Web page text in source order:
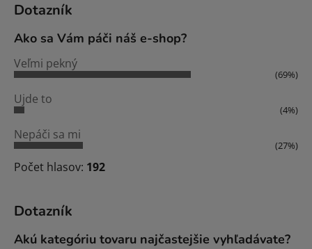
Dotazník
Ako sa Vám páči náš e-shop?
Veľmi pekný
(69%)
Ujde to
(4%)
Nepáči sa mi
(27%)
Počet hlasov: 192
Dotazník
Akú kategóriu tovaru najčastejšie vyhľadávate?